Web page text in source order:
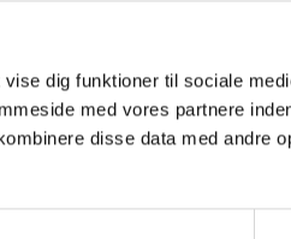
dig funktioner til sociale
med vores partnere
disse data med andre